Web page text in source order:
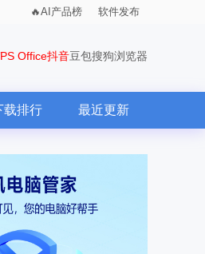
AI产品榜 软件发布
Office抖音豆包搜狗浏览器
载排行 最近更新